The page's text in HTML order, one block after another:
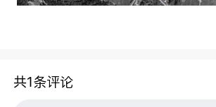
共1条评论